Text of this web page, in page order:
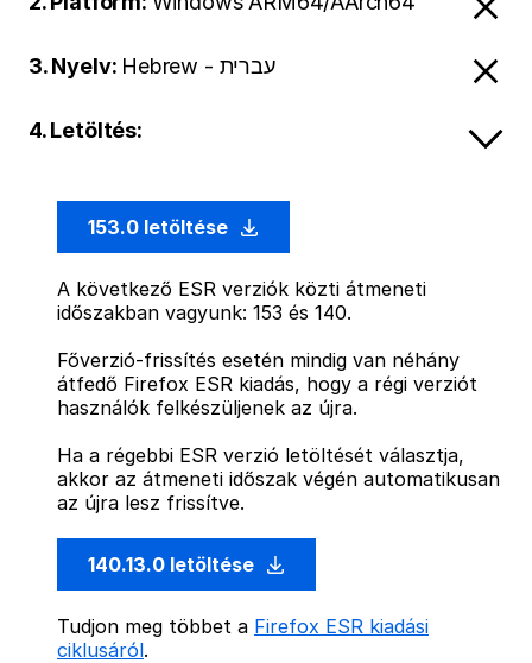
3. Nyelv: Hebrew - עברית
4. Letöltés:
153.0 letöltése
A következő ESR verziók közti átmeneti
időszakban vagyunk: 153 és 140.
Főverzió-frissítés esetén mindig van néhány
átfedő Firefox ESR kiadás, hogy a régi verziót
használók felkészüljenek az újra.
Ha a régebbi ESR verzió letöltését választja,
akkor az átmeneti időszak végén automatikusan
az újra lesz frissítve.
140.13.0 letöltése
Tudjon meg többet a Firefox ESR kiadási
ciklusáról.